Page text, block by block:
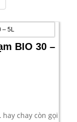
– 5L
BIO 30 –
hay chay còn gọi